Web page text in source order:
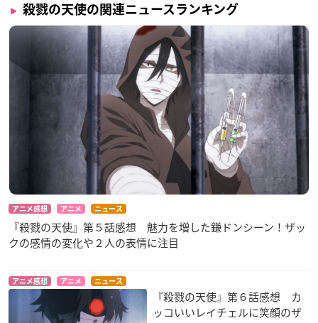
殺戮の天使の関連ニュースランキング
アニメ感想 アニメ ニュース
『殺戮の天使』第５話感想 魅力を増した鎌ドンシーン！ザッ
クの感情の変化や２人の表情に注目
アニメ感想 アニメ ニュース
『殺戮の天使』第６話感想 カ
ッコいいレイチェルに笑顔のザ